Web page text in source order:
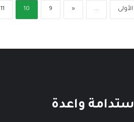
...
«
9
10
11
واعدة